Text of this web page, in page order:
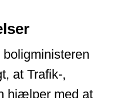
at Trafik-,
hjælper med at